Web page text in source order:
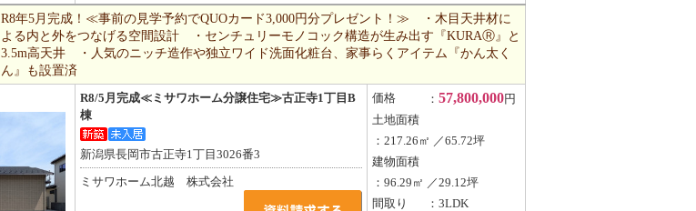
R8年5月完成！≪事前の見学予約でQUOカード3,000円分プレゼント！≫ ・木目天井材に
よる内と外をつなげる空間設計 ・センチュリーモノコック構造が生み出す『KURAⓇ』と
3.5m高天井 ・人気のニッチ造作や独立ワイド洗面化粧台、家事らくアイテム『かん太く
ん』も設置済
R8/5月完成≪ミサワホーム分譲住宅≫古正寺1丁目B
棟
新潟県長岡市古正寺1丁目3026番3
ミサワホーム北越 株式会社
価格 ：57,800,000円
土地面積
：217.26㎡ ／65.72坪
建物面積
：96.29㎡ ／29.12坪
間取り
：3LDK